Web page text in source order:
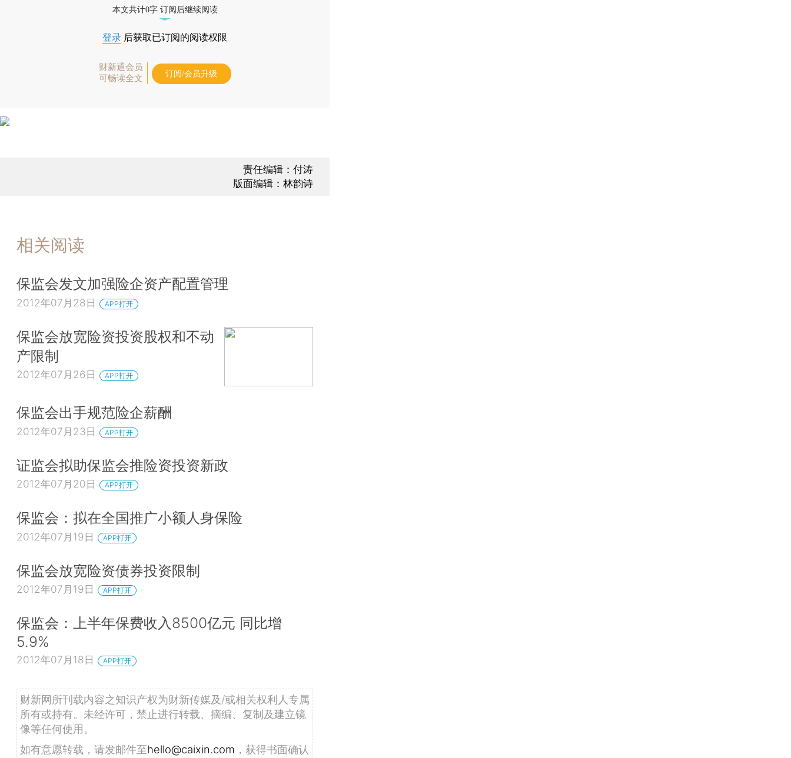
本文共计0字 订阅后继续阅读
登录 后获取已订阅的阅读权限
财新通会员
可畅读全文
订阅/会员升级
责任编辑：付涛
版面编辑：林韵诗
相关阅读
保监会发文加强险企资产配置管理
2012年07月28日 APP打开
保监会放宽险资投资股权和不动
产限制
2012年07月26日 APP打开
保监会出手规范险企薪酬
2012年07月23日 APP打开
证监会拟助保监会推险资投资新政
2012年07月20日 APP打开
保监会：拟在全国推广小额人身保险
2012年07月19日 APP打开
保监会放宽险资债券投资限制
2012年07月19日 APP打开
保监会：上半年保费收入8500亿元 同比增
5.9%
2012年07月18日 APP打开
财新网所刊载内容之知识产权为财新传媒及/或相关权利人专属
所有或持有。未经许可，禁止进行转载、摘编、复制及建立镜
像等任何使用。
如有意愿转载，请发邮件至hello@caixin.com ，获得书面确认